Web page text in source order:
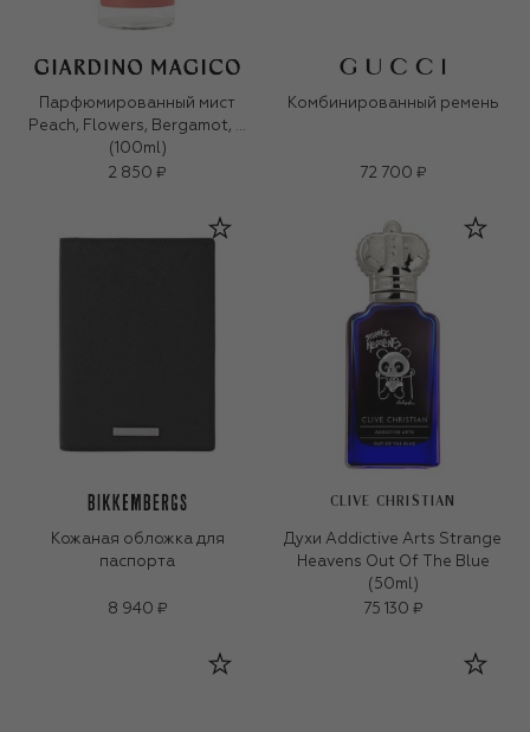
Парфюмированный мист
Peach, Flowers, Bergamot, …
(100ml)
2 850 ₽
Комбинированный ремень
72 700 ₽
Кожаная обложка для
паспорта
8 940 ₽
CLIVE CHRISTIAN
Духи Addictive Arts Strange
Heavens Out Of The Blue
(50ml)
75 130 ₽